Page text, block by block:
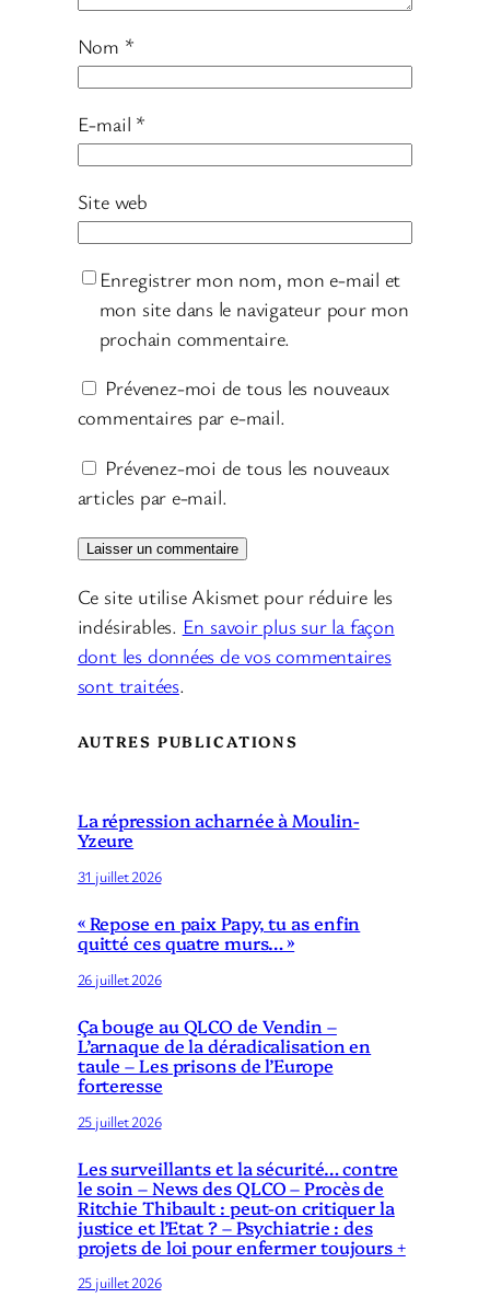
Nom *
E-mail *
Site web
Enregistrer mon nom, mon e-mail et
mon site dans le navigateur pour mon
prochain commentaire.
Prévenez-moi de tous les nouveaux
commentaires par e-mail.
Prévenez-moi de tous les nouveaux
articles par e-mail.
Ce site utilise Akismet pour réduire les
indésirables. En savoir plus sur la façon
dont les données de vos commentaires
sont traitées.
AUTRES PUBLICATIONS
La répression acharnée à Moulin-
Yzeure
31 juillet 2026
« Repose en paix Papy, tu as enfin
quitté ces quatre murs… »
26 juillet 2026
Ça bouge au QLCO de Vendin –
L’arnaque de la déradicalisation en
taule – Les prisons de l’Europe
forteresse
25 juillet 2026
Les surveillants et la sécurité… contre
le soin – News des QLCO – Procès de
Ritchie Thibault : peut-on critiquer la
justice et l’Etat ? – Psychiatrie : des
projets de loi pour enfermer toujours +
25 juillet 2026